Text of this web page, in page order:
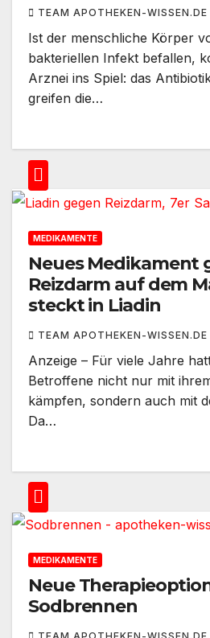
TEAM APOTHEKEN-WISSEN.DE
Ist der menschliche Körper
bakteriellen Infekt befallen,
Arznei ins Spiel: das
greifen die…
MEDIKAMENTE
Neues Medikament
Reizdarm auf dem
steckt in Liadin
TEAM APOTHEKEN-WISSEN.DE
Anzeige – Für viele Jahre
Betroffene nicht nur mit
kämpfen, sondern auch mit
Da…
MEDIKAMENTE
Neue
Sodbrennen